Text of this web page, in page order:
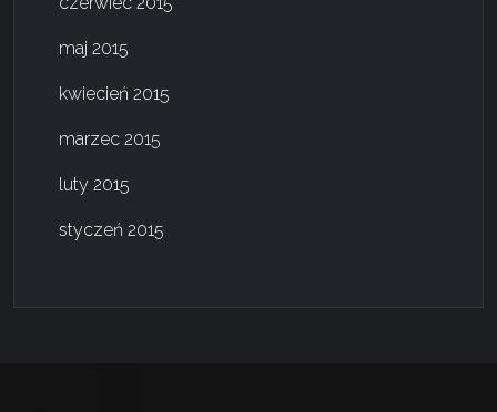
maj 2015
kwiecień 2015
marzec 2015
luty 2015
styczeń 2015